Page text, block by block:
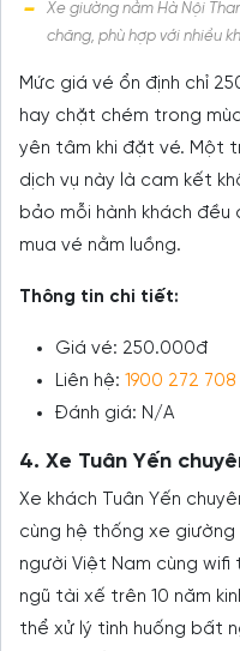
Xe giường nằm Hà Nội
chăng, phù hợp với nhiều
Mức giá vé ổn định chỉ
hay chặt chém trong
yên tâm khi đặt vé. Một
dịch vụ này là cam kết
bảo mỗi hành khách
mua vé nằm luồng.
Thông tin chi tiết:
Giá vé: 250.000đ
Liên hệ: 1900 272 708
Đánh giá: N/A
4. Xe Tuân Yến
Xe khách Tuân Yến
cùng hệ thống xe
người Việt Nam cùng
ngũ tài xế trên 10 năm
thể xử lý tình huống bất